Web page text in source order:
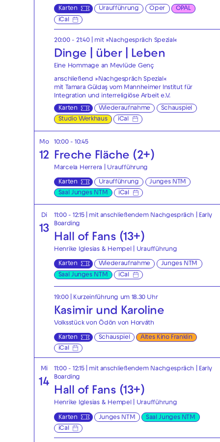
Karten Uraufführung Oper
OPAL
iCal
20:00 - 21:40 | mit »Nachgespräch Spezial«
Dinge | über | Leben
Eine Hommage an Mevlüde Genç
anschließend »Nachgespräch Spezial«
mit Tamara Güldaş vom Mannheimer Institut für
Integration und interreligiöse Arbeit e.V.
Karten Wiederaufnahme
Schauspiel
Studio Werkhaus
iCal
Mo
12
10:00 - 10:45
Freche Fläche (2+)
Marcela Herrera | Uraufführung
Karten Uraufführung
Junges NTM
Saal Junges NTM
iCal
Di
13
11:00 - 12:15 | mit anschließendem Nachgespräch
Early
Boarding
Hall of Fans (13+)
Henrike Iglesias & Hempel | Uraufführung
Karten Wiederaufnahme
Junges NTM
Saal Junges NTM
iCal
19:00 | Kurzeinführung um 18.30 Uhr
Kasimir und Karoline
Volksstück von Ödön von Horváth
Karten Schauspiel
Altes Kino Franklin
iCal
Mi
14
11:00 - 12:15 | mit anschließendem Nachgespräch | Early
Boarding
Hall of Fans (13+)
Henrike Iglesias & Hempel | Uraufführung
Karten Junges NTM
Saal Junges NTM
iCal